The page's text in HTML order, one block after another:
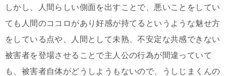
しかし、人間らしい側面を出すことで、悪いことをしてい
ても人間のココロがあり好感が持てるというような魅せ方
をしている点や、人間として未熟、不安定な共感できない
被害者を登場させることで主人公の行為が間違っていて
も、被害者自体がどうしようもないので、うしじまくんの